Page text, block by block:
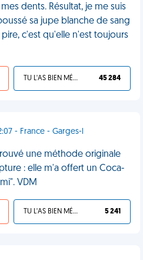
dents. Résultat, je me suis
sa jupe blanche de sang
c'est qu'elle n'est toujours
TU L'AS BIEN MÉRITÉ 45 284
- France - Garges-l
une méthode originale
: elle m'a offert un Coca-
VDM
TU L'AS BIEN MÉRITÉ 5 241